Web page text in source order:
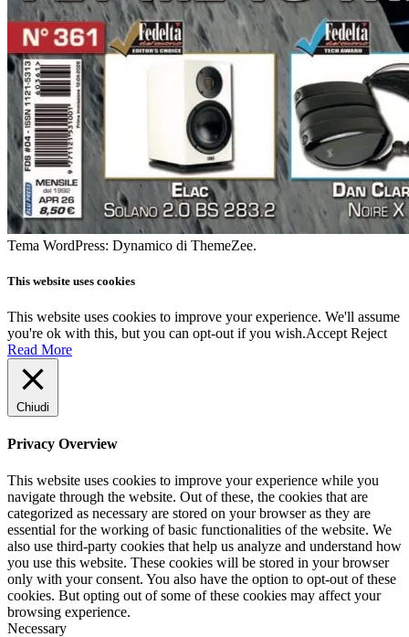
Tema WordPress: Dynamico di ThemeZee.
This website uses cookies
This website uses cookies to improve your experience. We'll assume
you're ok with this, but you can opt-out if you wish.Accept Reject
Read More
Chiudi
Privacy Overview
This website uses cookies to improve your experience while you
navigate through the website. Out of these, the cookies that are
categorized as necessary are stored on your browser as they are
essential for the working of basic functionalities of the website. We
also use third-party cookies that help us analyze and understand how
you use this website. These cookies will be stored in your browser
only with your consent. You also have the option to opt-out of these
cookies. But opting out of some of these cookies may affect your
browsing experience.
Necessary